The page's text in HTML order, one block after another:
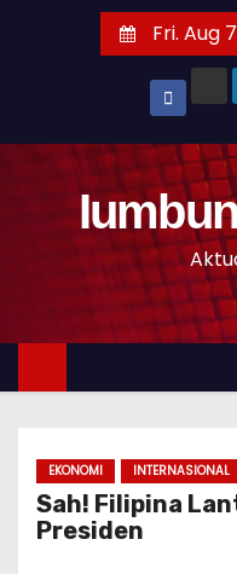
t
n
Fri. Aug
EKONOMI INTERNASIONAL
Sah! Filipina
Presiden